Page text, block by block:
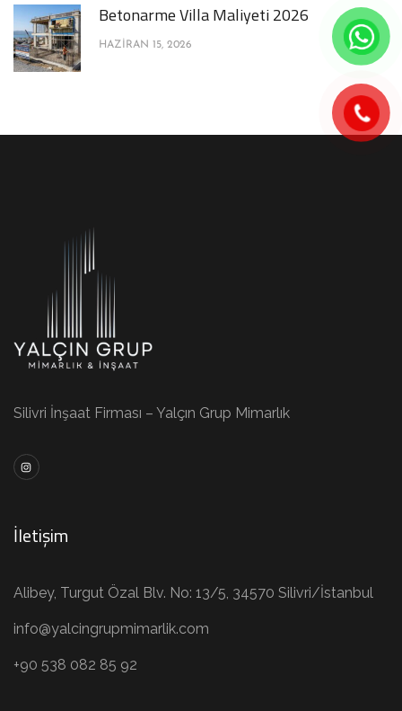
Betonarme Villa Maliyeti 2026
HAZIRAN 15, 2026
Silivri İnşaat Firması – Yalçın Grup Mimarlık
İletişim
Alibey, Turgut Özal Blv. No: 13/5, 34570 Silivri/İstanbul
info@yalcingrupmimarlik.com
+90 538 082 85 92